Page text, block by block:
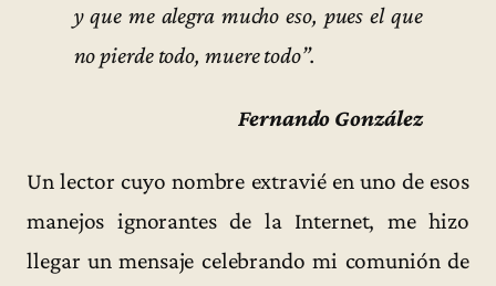
y que me alegra mucho eso, pues el que
no pierde todo, muere todo”.
Fernando González
Un lector cuyo nombre extravié en uno de esos
manejos ignorantes de la Internet, me hizo
llegar un mensaje celebrando mi comunión de